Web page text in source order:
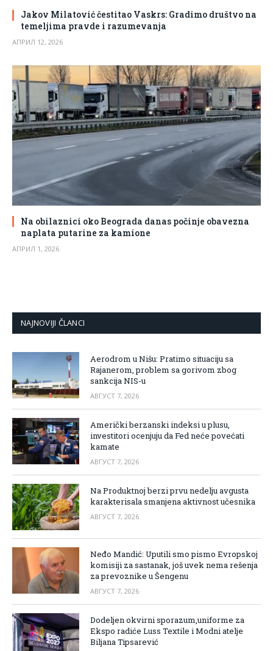
Jakov Milatović čestitao Vaskrs: Gradimo društvo na
temeljima pravde i razumevanja
АПРИЛ 12, 2026
Na obilaznici oko Beograda danas počinje obavezna
naplata putarine za kamione
АПРИЛ 1, 2026
NAJNOVIJI ČLANCI
Aerodrom u Nišu: Pratimo situaciju sa
Rajanerom, problem sa gorivom zbog
sankcija NIS-u
АВГУСТ 7, 2026
Američki berzanski indeksi u plusu,
investitori ocenjuju da Fed neće povećati
kamate
АВГУСТ 7, 2026
Na Produktnoj berzi prvu nedelju avgusta
karakterisala smanjena aktivnost učesnika
АВГУСТ 7, 2026
Neđo Mandić: Uputili smo pismo Evropskoj
komisiji za sastanak, još uvek nema rešenja
za prevoznike u Šengenu
АВГУСТ 7, 2026
Dodeljen okvirni sporazum,uniforme za
Ekspo radiće Luss Textile i Modni atelje
Biljana Tipsarević